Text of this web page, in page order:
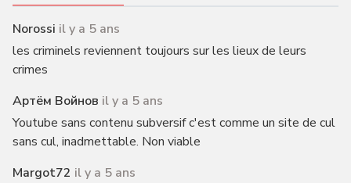
Norossi il y a 5 ans
les criminels reviennent toujours sur les lieux de leurs
crimes
Артём Войнов il y a 5 ans
Youtube sans contenu subversif c'est comme un site de cul
sans cul, inadmettable. Non viable
Margot72 il y a 5 ans